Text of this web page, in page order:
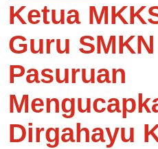
Ketua
Guru
Pasuruan
Dirgahayu